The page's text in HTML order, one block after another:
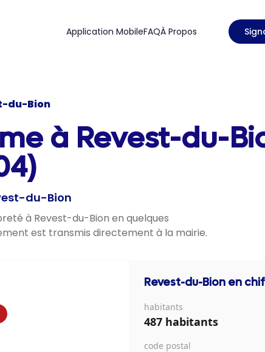
Application MobileFAQÀ Propos
du-Bion
à Revest-du-
du-Bion
à Revest-du-Bion en quelques
est transmis directement à la mairie.
Revest-du-Bion en
habitants
487 habitants
code postal